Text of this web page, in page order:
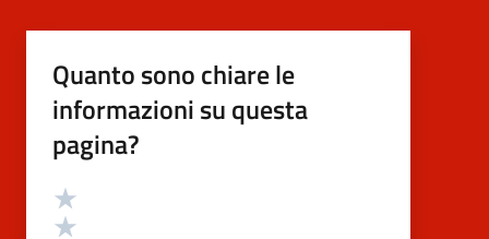
Quanto sono chiare le
informazioni su questa
pagina?
Valutazione